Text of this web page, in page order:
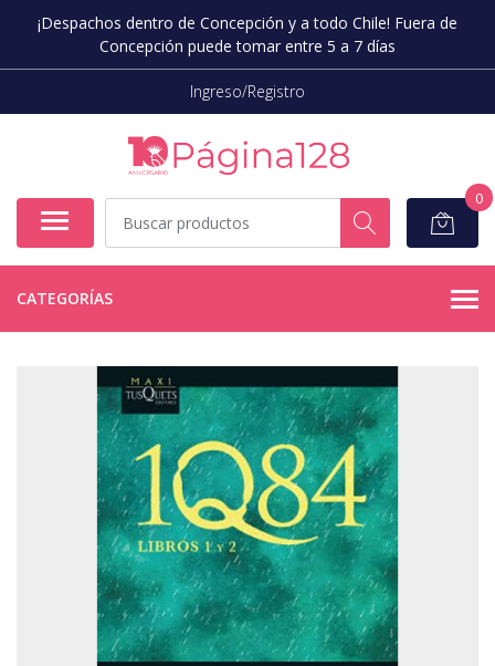
¡Despachos dentro de Concepción y a todo Chile! Fuera de
Concepción puede tomar entre 5 a 7 días
Ingreso/Registro
0
CATEGORÍAS